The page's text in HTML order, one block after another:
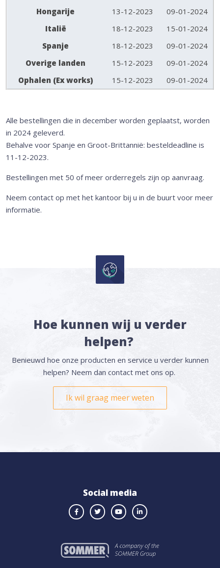
Hongarije
13-12-2023
09-01-2024
Italië
18-12-2023
15-01-2024
Spanje
18-12-2023
09-01-2024
Overige landen
15-12-2023
09-01-2024
Ophalen (Ex works)
15-12-2023 09-01-2024
Alle bestellingen die in december worden geplaatst, worden
in 2024 geleverd.
Behalve voor Spanje en Groot-Brittannië: besteldeadline is
11-12-2023.
Bestellingen met 50 of meer orderregels zijn op aanvraag.
Neem contact op met het kantoor bij u in de buurt voor meer
informatie.
Hoe kunnen wij u verder
helpen?
Benieuwd hoe onze producten en service u verder kunnen
helpen? Neem dan contact met ons op.
Ik wil graag meer weten
Social media